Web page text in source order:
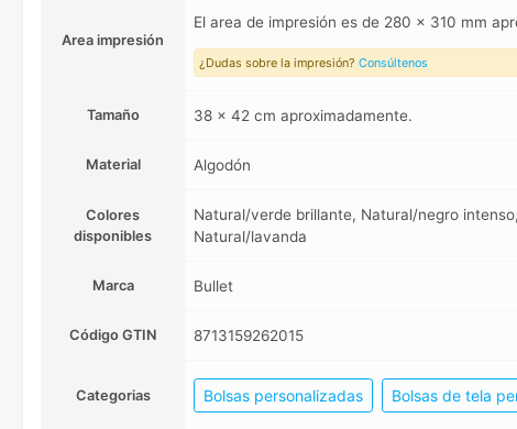
Area impresión
El area de impresión es de 280 x 310 mm
¿Dudas sobre la impresión? Consúltenos
Tamaño 38 x 42 cm aproximadamente.
Material Algodón
Colores
disponibles
Natural/verde brillante, Natural/negro
Natural/lavanda
Marca Bullet
Código GTIN 8713159262015
Categorias Bolsas personalizadas Bolsas de tela